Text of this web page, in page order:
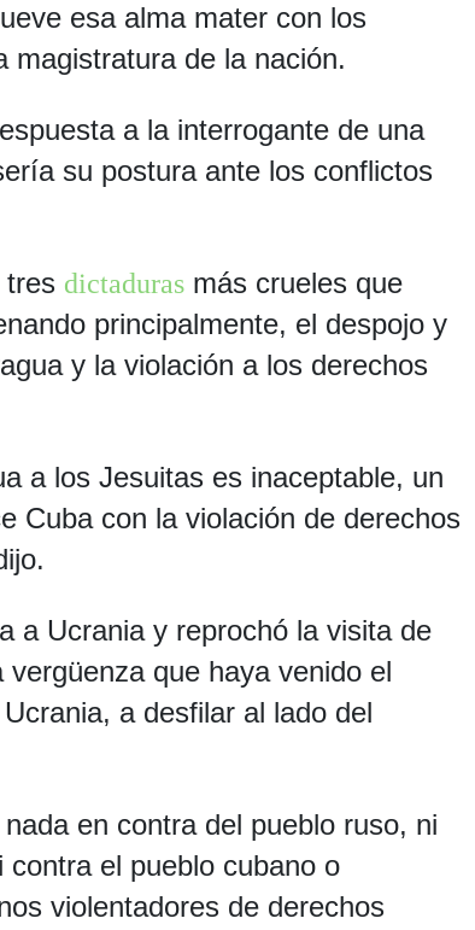
esa alma mater con los
magistratura de la nación.
a la interrogante de una
su postura ante los conflictos
tres dictadurasmás crueles que
principalmente, el despojo y
y la violación a los derechos
a los Jesuitas es inaceptable, un
Cuba con la violación de derechos
a Ucrania y reprochó la visita de
que haya venido el
a desfilar al lado del
en contra del pueblo ruso, ni
el pueblo cubano o
violentadores de derechos